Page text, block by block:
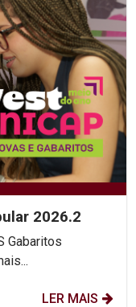
2026.2
Para mais...
LER MAIS